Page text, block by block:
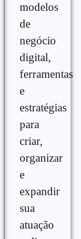
modelos
de
negócio
digital,
ferramentas
e
estratégias
para
criar,
organizar
e
expandir
sua
atuação